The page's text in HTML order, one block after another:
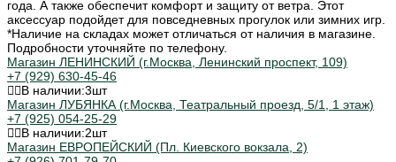
года. А также обеспечит комфорт и защиту от ветра. Этот
аксессуар подойдет для повседневных прогулок или зимних игр.
*Наличие на складах может отличаться от наличия в магазине.
Подробности уточняйте по телефону.
Магазин ЛЕНИНСКИЙ (г.Москва, Ленинский проспект, 109)
+7 (929) 630-45-46
В наличии:3шт
Магазин ЛУБЯНКА (г.Москва, Театральный проезд, 5/1, 1 этаж)
+7 (925) 054-25-29
В наличии:2шт
Магазин ЕВРОПЕЙСКИЙ (Пл. Киевского вокзала, 2)